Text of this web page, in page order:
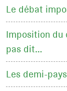
Le débat
Imposition
pas dit…
Les demi-